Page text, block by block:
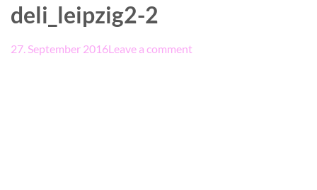
deli_leipzig2-2
27. September 2016Leave a comment